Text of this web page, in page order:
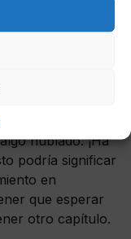
avergonzado por
en la última
nublado. ¡Ha
podría significar
en
que esperar
otro capítulo.